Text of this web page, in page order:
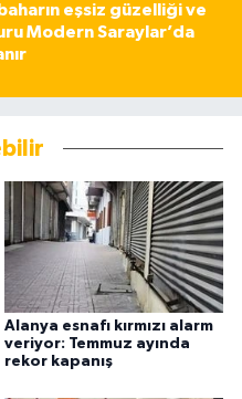
eşsiz güzelliği ve
Modern Saraylar’da
Alanya esnafı kırmızı alarm
veriyor: Temmuz ayında
rekor kapanış